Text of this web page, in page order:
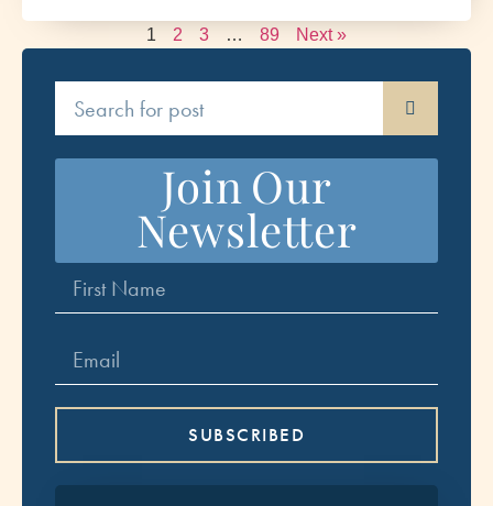
1 2 3 … 89 Next »
Join Our
Newsletter
SUBSCRIBED